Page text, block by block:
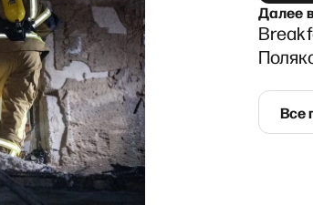
Далее
Все